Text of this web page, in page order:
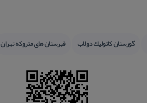
گورستان كاتولیك دولاب قبرستان های متروكه تهران